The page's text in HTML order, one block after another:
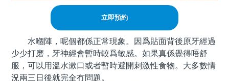
立即預約
水嗰陣，呢個都係正常現象。因爲貼面背後原牙經過
少少打磨，牙神經會暫時較爲敏感。如果真係覺得唔舒
服，可以用溫水漱口或者暫時避開刺激性食物。大多數情
況兩三日後就完全冇問題。